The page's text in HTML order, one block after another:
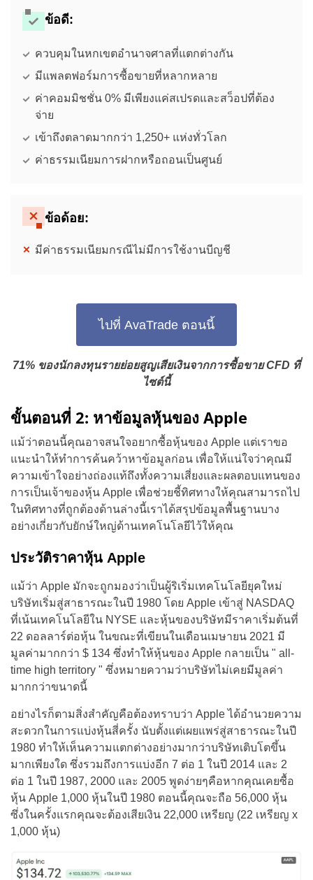
ข้อดี:
ควบคุมในหกเขตอำนาจศาลที่แตกต่างกัน
มีแพลตฟอร์มการซื้อขายที่หลากหลาย
ค่าคอมมิชชั่น 0% มีเพียงแค่สเปรดและสว็อปที่ต้อง
จ่าย
เข้าถึงตลาดมากกว่า 1,250+ แห่งทั่วโลก
ค่าธรรมเนียมการฝากหรือถอนเป็นศูนย์
ข้อด้อย:
มีค่าธรรมเนียมกรณีไม่มีการใช้งานบีญชี
ไปที่ AvaTrade ตอนนี้
71% ของนักลงทุนรายย่อยสูญเสียเงินจากการซื้อขาย CFD ที่
ไซต์นี้
ขั้นตอนที่ 2: หาข้อมูลหุ้นของ Apple
แม้ว่าตอนนี้คุณอาจสนใจอยากซื้อหุ้นของ Apple แต่เราขอ
แนะนำให้ทำการค้นคว้าหาข้อมูลก่อน เพื่อให้แน่ใจว่าคุณมี
ความเข้าใจอย่างถ่องแท้ถึงทั้งความเสี่ยงและผลตอบแทนของ
การเป็นเจ้าของหุ้น Apple เพื่อช่วยชี้ทิศทางให้คุณสามารถไป
ในทิศทางที่ถูกต้องด้านล่างนี้เราได้สรุปข้อมูลพื้นฐานบาง
อย่างเกี่ยวกับยักษ์ใหญ่ด้านเทคโนโลยีไว้ให้คุณ
ประวัติราคาหุ้น Apple
แม้ว่า Apple มักจะถูกมองว่าเป็นผู้ริเริ่มเทคโนโลยียุคใหม่
บริษัทเริ่มสู่สาธารณะในปี 1980 โดย Apple เข้าสู่ NASDAQ
ที่เน้นเทคโนโลยีใน NYSE และหุ้นของบริษัทมีราคาเริ่มต้นที่
22 ดอลลาร์ต่อหุ้น ในขณะที่เขียนในเดือนเมษายน 2021 มี
มูลค่ามากกว่า $ 134 ซึ่งทำให้หุ้นของ Apple กลายเป็น " all-
time high territory " ซึ่งหมายความว่าบริษัทไม่เคยมีมูลค่า
มากกว่าขนาดนี้
อย่างไรก็ตามสิ่งสำคัญคือต้องทราบว่า Apple ได้อำนวยความ
สะดวกในการแบ่งหุ้นสี่ครั้ง นับตั้งแต่เผยแพร่สู่สาธารณะในปี
1980 ทำให้เห็นความแตกต่างอย่างมากว่าบริษัทเติบโตขึ้น
มากเพียงใด ซึ่งรวมถึงการแบ่งอีก 7 ต่อ 1 ในปี 2014 และ 2
ต่อ 1 ในปี 1987, 2000 และ 2005 พูดง่ายๆคือหากคุณเคยซื้อ
หุ้น Apple 1,000 หุ้นในปี 1980 ตอนนี้คุณจะถือ 56,000 หุ้น
ซึ่งในครั้งแรกคุณจะต้องเสียเงิน 22,000 เหรียญ (22 เหรียญ x
1,000 หุ้น)